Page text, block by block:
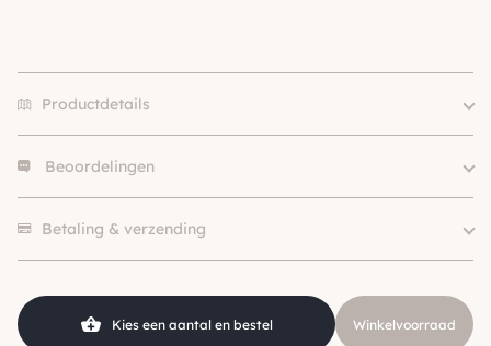
Productdetails
Merk
Kleur
Roze
Materiaal
Beoordelingen
Betaling & verzending
Kies een aantal en bestel Winkelvoorraad